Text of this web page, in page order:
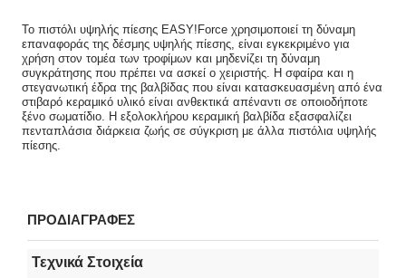
Το πιστόλι υψηλής πίεσης EASY!Force χρησιμοποιεί τη δύναμη
επαναφοράς της δέσμης υψηλής πίεσης, είναι εγκεκριμένο για
χρήση στον τομέα των τροφίμων και μηδενίζει τη δύναμη
συγκράτησης που πρέπει να ασκεί ο χειριστής. Η σφαίρα και η
στεγανωτική έδρα της βαλβίδας που είναι κατασκευασμένη από ένα
στιβαρό κεραμικό υλικό είναι ανθεκτικά απέναντι σε οποιοδήποτε
ξένο σωματίδιο. Η εξολοκλήρου κεραμική βαλβίδα εξασφαλίζει
πενταπλάσια διάρκεια ζωής σε σύγκριση με άλλα πιστόλια υψηλής
πίεσης.
ΠΡΟΔΙΑΓΡΑΦΕΣ
Τεχνικά Στοιχεία